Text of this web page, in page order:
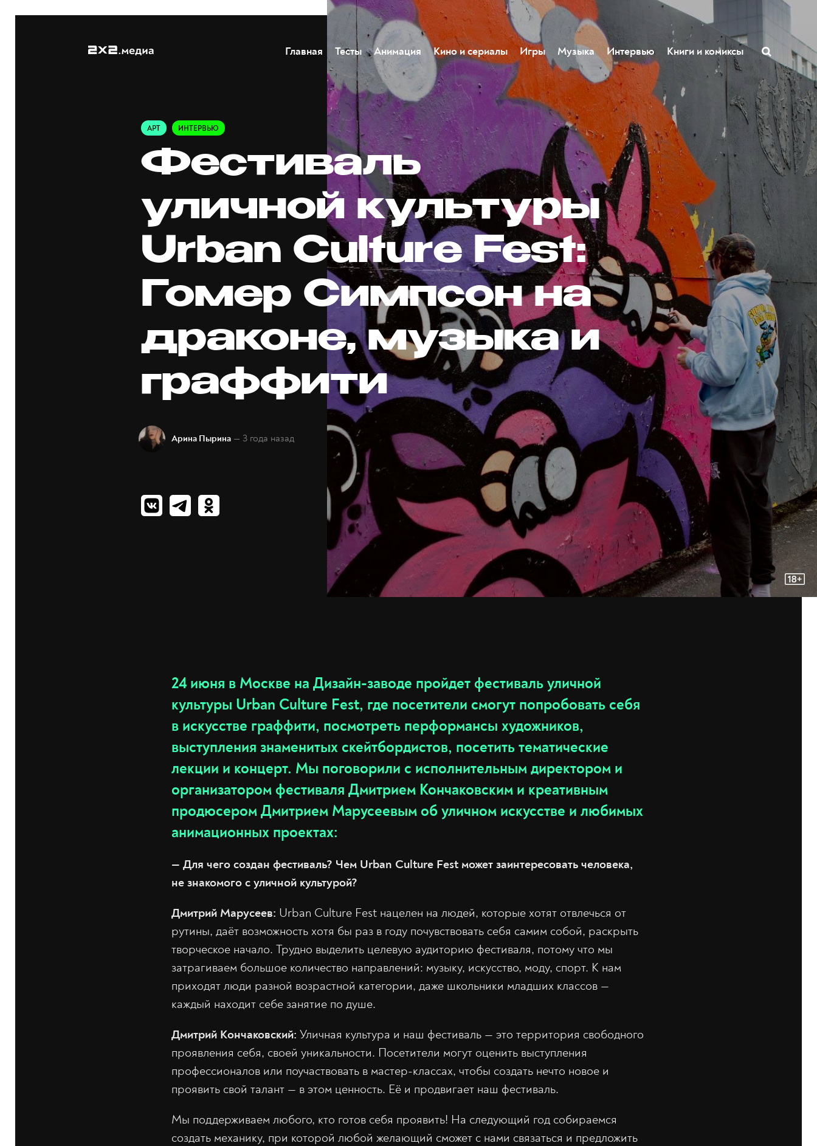
Главная Тесты Анимация Кино и сериалы Игры Музыка Интервью Книги и комиксы
АРТ ИНТЕРВЬЮ
Фестиваль
уличной культуры
Urban Culture Fest:
Гомер Симпсон на
драконе, музыка и
граффити
Арина Пырина — 3 года назад
24 июня в Москве на Дизайн-заводе пройдет фестиваль уличной
культуры Urban Culture Fest, где посетители смогут попробовать себя
в искусстве граффити, посмотреть перформансы художников,
выступления знаменитых скейтбордистов, посетить тематические
лекции и концерт. Мы поговорили с исполнительным директором и
организатором фестиваля Дмитрием Кончаковским и креативным
продюсером Дмитрием Марусеевым об уличном искусстве и любимых
анимационных проектах:
— Для чего создан фестиваль? Чем Urban Culture Fest может заинтересовать человека,
не знакомого с уличной культурой?
Дмитрий Марусеев: Urban Culture Fest нацелен на людей, которые хотят отвлечься от
рутины, даёт возможность хотя бы раз в году почувствовать себя самим собой, раскрыть
творческое начало. Трудно выделить целевую аудиторию фестиваля, потому что мы
затрагиваем большое количество направлений: музыку, искусство, моду, спорт. К нам
приходят люди разной возрастной категории, даже школьники младших классов —
каждый находит себе занятие по душе.
Дмитрий Кончаковский: Уличная культура и наш фестиваль — это территория свободного
проявления себя, своей уникальности. Посетители могут оценить выступления
профессионалов или поучаствовать в мастер-классах, чтобы создать нечто новое и
проявить свой талант — в этом ценность. Её и продвигает наш фестиваль.
Мы поддерживаем любого, кто готов себя проявить! На следующий год собираемся
создать механику, при которой любой желающий сможет с нами связаться и предложить